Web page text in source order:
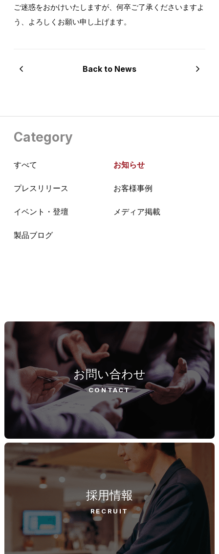
ご迷惑をおかけいたしますが、何卒ご了承くださいますよ
う、よろしくお願い申し上げます。
Back to News
Category
すべて お知らせ
プレスリリース お客様事例
イベント・登壇 メディア掲載
製品ブログ
お問い合わせ
CONTACT
採用情報
RECRUIT